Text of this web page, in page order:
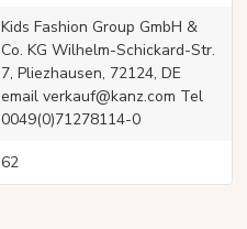
Kids Fashion Group GmbH &
Co. KG Wilhelm-Schickard-Str.
7, Pliezhausen, 72124, DE
email verkauf@kanz.com Tel
0049(0)71278114-0
62